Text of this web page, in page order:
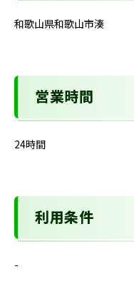
和歌山県和歌山市湊
営業時間
24時間
利用条件
-